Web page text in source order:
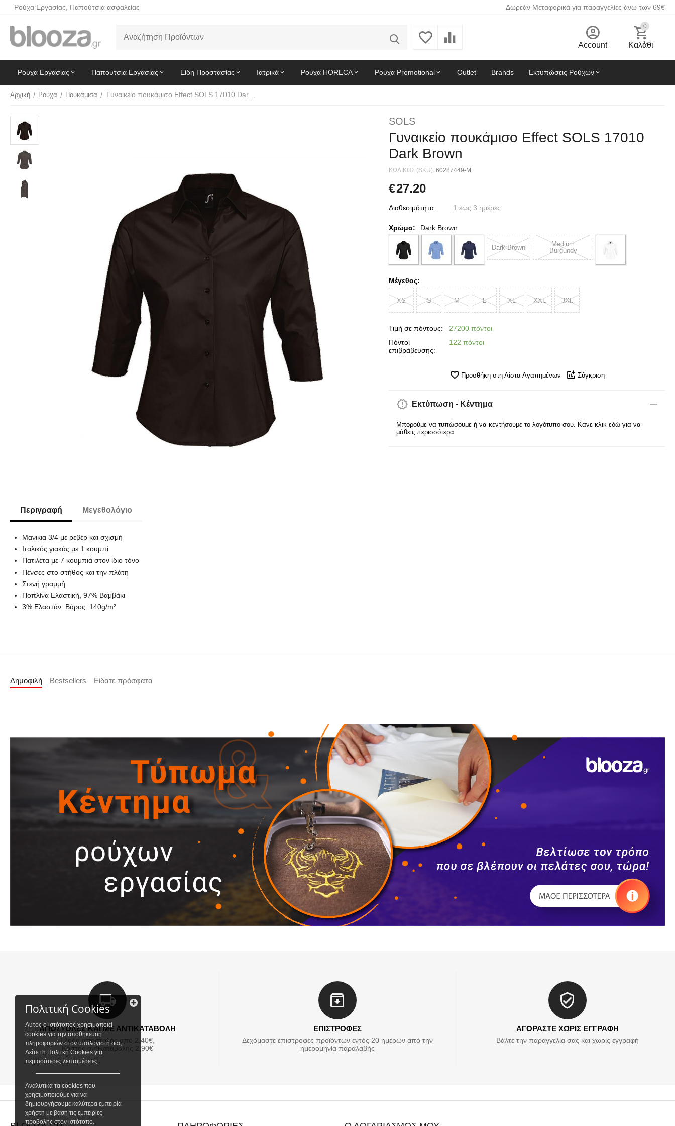
Ρούχα Εργασίας, Παπούτσια ασφαλείας Δωρεάν Μεταφορικά για παραγγελίες άνω των 69€
Account
0
Καλάθι
Ρούχα Εργασίας Παπούτσια Εργασίας Είδη Προστασίας Ιατρικά Ρούχα HORECA Ρούχα Promotional Outlet Brands Εκτυπώσεις Ρούχων
Αρχική / Ρούχα / Πουκάμισα /
SOLS
Γυναικείο πουκάμισο Effect SOLS 17010
Dark Brown
ΚΩΔΙΚΟΣ (SKU): 60287449-M
€27.20
Διαθεσιμότητα: 1 εως 3 ημέρες
Χρώμα: Dark Brown
Dark Brown
Medium
Burgundy
Μέγεθος:
XS S M L XL XXL 3XL
Τιμή σε πόντους:
27200 πόντοι
Πόντοι
επιβράβευσης:
122 πόντοι
Προσθήκη στη Λίστα Αγαπημένων Σύγκριση
Εκτύπωση - Κέντημα
Μπορούμε να τυπώσουμε ή να κεντήσουμε το λογότυπο σου. Κάνε κλικ εδώ για να
μάθεις περισσότερα
Περιγραφή Μεγεθολόγιο
Μανικια 3/4 με ρεβέρ και σχισμή
Ιταλικός γιακάς με 1 κουμπί
Πατιλέτα με 7 κουμπιά στον ίδιο τόνο
Πένσες στο στήθος και την πλάτη
Στενή γραμμή
Ποπλίνα Ελαστική, 97% Βαμβάκι
3% Ελαστάν. Βάρος: 140g/m²
Δημοφιλή Bestsellers Είδατε πρόσφατα
ΑΠΟΣΤΟΛΕΣ ΚΑΙ ΜΕ ΑΝΤΙΚΑΤΑΒΟΛΗ
Εξοδα αποστολής από 2,40€,
Κόστος αντικαταβολής 2,90€
ΕΠΙΣΤΡΟΦΕΣ
Δεχόμαστε επιστροφές προϊόντων εντός 20 ημερών από την
ημερομηνία παραλαβής
ΑΓΟΡΑΣΤΕ ΧΩΡΙΣ ΕΓΓΡΑΦΗ
Βάλτε την παραγγελία σας και χωρίς εγγραφή
Πολιτική Cookies
Αυτός ο ιστότοπος χρησιμοποιεί
cookies για την αποθήκευση
πληροφοριών στον υπολογιστή σας.
Δείτε τh Πολιτκή Cookiesγια
περισσότερες λεπτομέρειες.
Αναλυτικά τα cookies που
χρησιμοποιούμε για να
δημιουργήσουμε καλύτερα εμπειρία
χρήστη με βάση τις εμπειρίες
προβολής στον ιστότοπο.